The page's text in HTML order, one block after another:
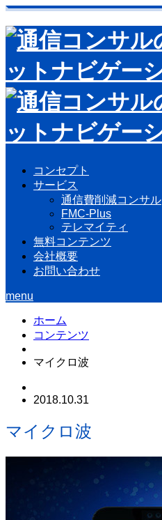
コンセプト
サービス
通信費削減コンサル
FMC-Plus
テレマイティ
無料コンテンツ
会社概要
お問い合わせ
menu
ホーム
コンテンツ
マイクロ波
2018.10.31
マイクロ波